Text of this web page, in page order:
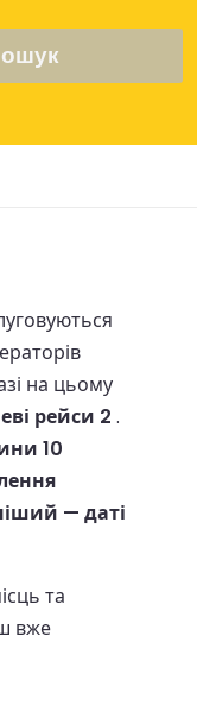
на цьому
рейси 2 .
10
— даті
та
вже